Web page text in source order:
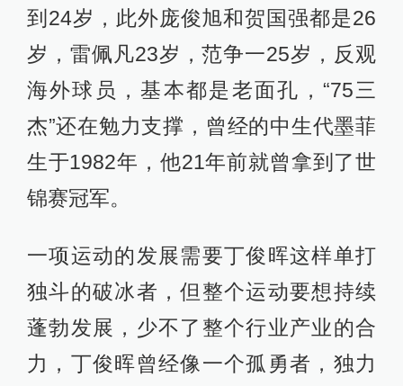
到24岁，此外庞俊旭和贺国强都是26
岁，雷佩凡23岁，范争一25岁，反观
海外球员，基本都是老面孔，“75三
杰”还在勉力支撑，曾经的中生代墨菲
生于1982年，他21年前就曾拿到了世
锦赛冠军。
一项运动的发展需要丁俊晖这样单打
独斗的破冰者，但整个运动要想持续
蓬勃发展，少不了整个行业产业的合
力，丁俊晖曾经像一个孤勇者，独力